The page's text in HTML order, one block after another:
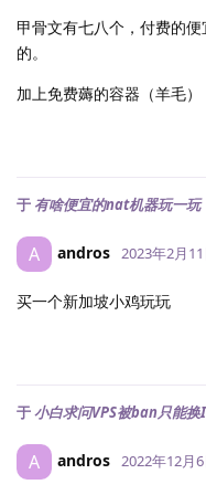
甲骨文有七八个，付费的
的。
加上免费薅的容器（羊毛）
于 有啥便宜的nat机器玩一玩
A andros 2023年2月11
买一个新加坡小鸡玩玩
于小白求问VPS被ban只能换
A andros 2022年12月6